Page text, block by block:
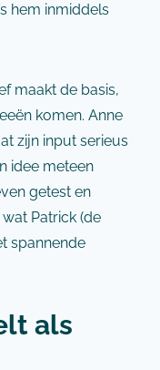
hem inmiddels
maakt de basis,
komen. Anne
zijn input serieus
idee meteen
getest en
Patrick (de
spannende
als